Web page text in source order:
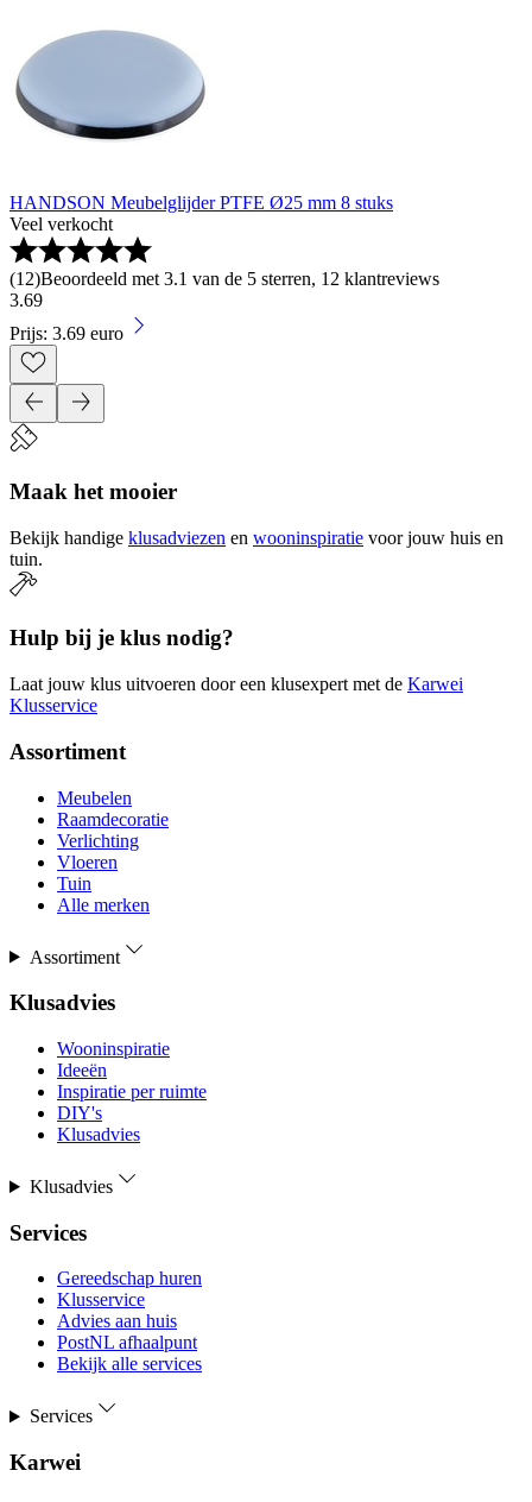
HANDSON Meubelglijder PTFE Ø25 mm 8 stuks
Veel verkocht
(12)Beoordeeld met 3.1 van de 5 sterren, 12 klantreviews
3.69
Prijs: 3.69 euro
Maak het mooier
Bekijk handige klusadviezen en wooninspiratie voor jouw huis en
tuin.
Hulp bij je klus nodig?
Laat jouw klus uitvoeren door een klusexpert met de Karwei
Klusservice
Assortiment
Meubelen
Raamdecoratie
Verlichting
Vloeren
Tuin
Alle merken
Assortiment
Klusadvies
Wooninspiratie
Ideeën
Inspiratie per ruimte
DIY's
Klusadvies
Klusadvies
Services
Gereedschap huren
Klusservice
Advies aan huis
PostNL afhaalpunt
Bekijk alle services
Services
Karwei